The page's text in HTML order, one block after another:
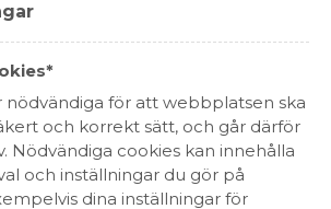
Sauvignon Blanc
nödvändiga för att webbplatsen ska
och korrekt sätt, och går därför
Nödvändiga cookies kan innehålla
och inställningar du gör på
dina inställningar för